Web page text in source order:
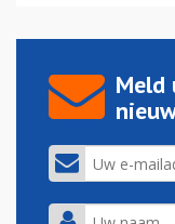
Meld